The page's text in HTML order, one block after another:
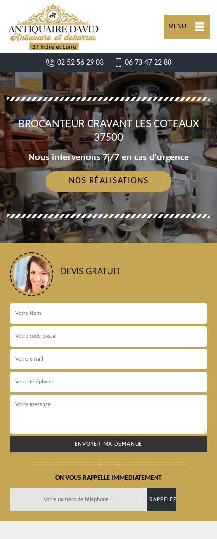
MENU
02 52 56 29 03 06 73 47 22 80
BROCANTEUR CRAVANT LES COTEAUX
37500
Nous intervenons 7j/7 en cas d'urgence
NOS RÉALISATIONS
DEVIS GRATUIT
ON VOUS RAPPELLE IMMEDIATEMENT